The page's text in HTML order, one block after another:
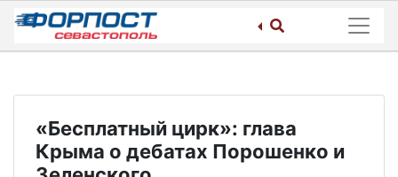
Skip
content
«Бесплатный цирк»: глава
Крыма о дебатах Порошенко и